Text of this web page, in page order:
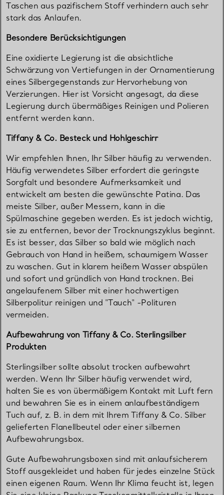
Taschen aus pazifischem Stoff verhindern auch sehr
stark das Anlaufen.
Besondere Berücksichtigungen
Eine oxidierte Legierung ist die absichtliche
Schwärzung von Vertiefungen in der Ornamentierung
eines Silbergegenstands zur Hervorhebung von
Verzierungen. Hier ist Vorsicht angesagt, da diese
Legierung durch übermäßiges Reinigen und Polieren
entfernt werden kann.
Tiffany & Co. Besteck und Hohlgeschirr
Wir empfehlen Ihnen, Ihr Silber häufig zu verwenden.
Häufig verwendetes Silber erfordert die geringste
Sorgfalt und besondere Aufmerksamkeit und
entwickelt am besten die gewünschte Patina. Das
meiste Silber, außer Messern, kann in die
Spülmaschine gegeben werden. Es ist jedoch wichtig,
sie zu entfernen, bevor der Trocknungszyklus beginnt.
Es ist besser, das Silber so bald wie möglich nach
Gebrauch von Hand in heißem, schaumigem Wasser
zu waschen. Gut in klarem heißem Wasser abspülen
und sofort und gründlich von Hand trocknen. Bei
angelaufenem Silber mit einer hochwertigen
Silberpolitur reinigen und "Tauch" -Polituren
vermeiden.
Aufbewahrung von Tiffany & Co. Sterlingsilber
Produkten
Sterlingsilber sollte absolut trocken aufbewahrt
werden. Wenn Ihr Silber häufig verwendet wird,
halten Sie es von übermäßigem Kontakt mit Luft fern
und bewahren Sie es in einem anlaufbeständigem
Tuch auf, z. B. in dem mit Ihrem Tiffany & Co. Silber
gelieferten Flanellbeutel oder einer silbernen
Aufbewahrungsbox.
Gute Aufbewahrungsboxen sind mit anlaufsicherem
Stoff ausgekleidet und haben für jedes einzelne Stück
einen eigenen Raum. Wenn Ihr Klima feucht ist, legen